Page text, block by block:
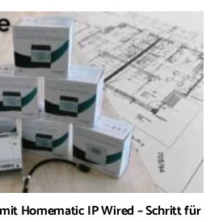
Homematic IP Wired – Schritt für